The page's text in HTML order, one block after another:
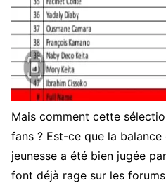
Mais comment cette
fans ? Est-ce que la
jeunesse a été bien jugée
font déjà rage sur les